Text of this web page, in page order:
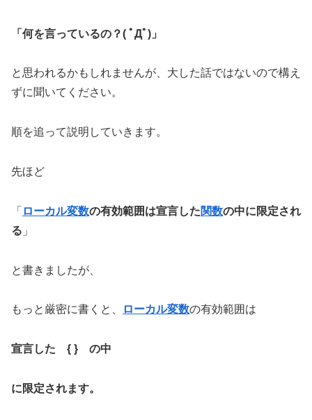
「何を言っているの？( ﾟДﾟ)」
と思われるかもしれませんが、大した話ではないので構え
ずに聞いてください。
順を追って説明していきます。
先ほど
「 ローカル変数の有効範囲は宣言した関数の中に限定され
る 」
と書きましたが、
もっと厳密に書くと、 ローカル変数の有効範囲は
宣言した { } の中
に限定されます。